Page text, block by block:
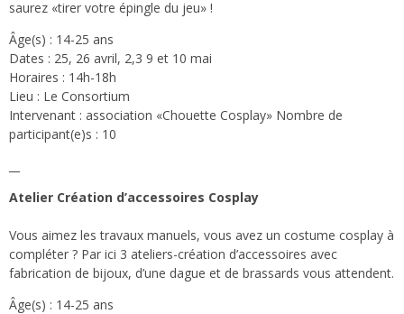
saurez «tirer votre épingle du jeu» !
Âge(s) : 14-25 ans
Dates : 25, 26 avril, 2,3 9 et 10 mai
Horaires : 14h-18h
Lieu : Le Consortium
Intervenant : association «Chouette Cosplay» Nombre de
participant(e)s : 10
Atelier Création d’accessoires Cosplay
Vous aimez les travaux manuels, vous avez un costume cosplay à
compléter ? Par ici 3 ateliers-création d’accessoires avec
fabrication de bijoux, d’une dague et de brassards vous attendent.
Âge(s) : 14-25 ans